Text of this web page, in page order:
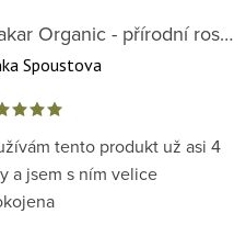
Otakar Organic - přírodní rostlinná barva na vlasy červená předpigmentace 1. krok
Spoustova
tento produkt už asi 4
a jsem s ním velice